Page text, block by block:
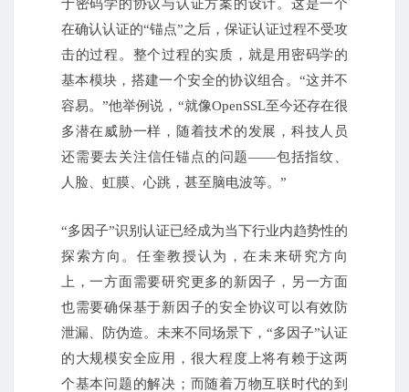
于密码学的协议与认证方案的设计。这是一个
在确认认证的“锚点”之后，保证认证过程不受攻
击的过程。整个过程的实质，就是用密码学的
基本模块，搭建一个安全的协议组合。“这并不
容易。”他举例说，“就像OpenSSL至今还存在很
多潜在威胁一样，随着技术的发展，科技人员
还需要去关注信任锚点的问题——包括指纹、
人脸、虹膜、心跳，甚至脑电波等。”
“多因子”识别认证已经成为当下行业内趋势性的
探索方向。任奎教授认为，在未来研究方向
上，一方面需要研究更多的新因子，另一方面
也需要确保基于新因子的安全协议可以有效防
泄漏、防伪造。未来不同场景下，“多因子”认证
的大规模安全应用，很大程度上将有赖于这两
个基本问题的解决；而随着万物互联时代的到